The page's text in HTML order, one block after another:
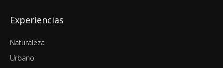
Experiencias
Naturaleza
Urbano